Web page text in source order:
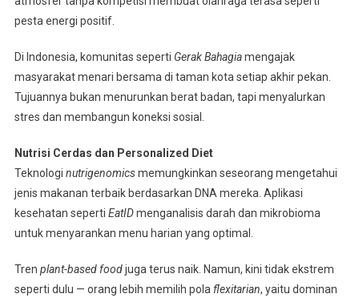
pesta energi positif.
Di Indonesia, komunitas seperti Gerak Bahagiamengajak
masyarakat menari bersama di taman kota setiap akhir pekan.
Tujuannya bukan menurunkan berat badan, tapi menyalurkan
stres dan membangun koneksi sosial.
Nutrisi Cerdas dan Personalized Diet
Teknologi nutrigenomicsmemungkinkan seseorang mengetahui
jenis makanan terbaik berdasarkan DNA mereka. Aplikasi
kesehatan seperti EatIDmenganalisis darah dan mikrobioma
untuk menyarankan menu harian yang optimal.
Tren plant-based foodjuga terus naik. Namun, kini tidak ekstrem
seperti dulu — orang lebih memilih pola flexitarian, yaitu dominan